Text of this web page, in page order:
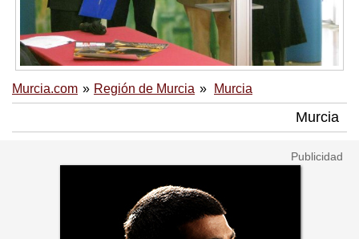
Murcia.com Región de Murcia Murcia
Murcia